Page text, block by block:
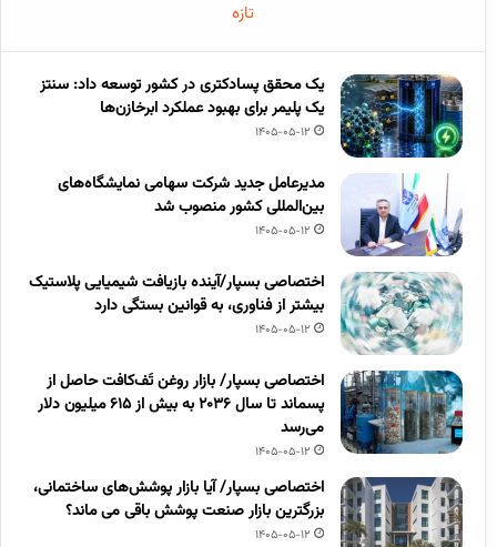
تازه
یک محقق پسادکتری در کشور توسعه داد: سنتز
یک پلیمر برای بهبود عملکرد ابرخازن‌ها
1405-05-12
مدیرعامل جدید شرکت سهامی نمایشگاه‌های
بین‌المللی کشور منصوب شد
1405-05-12
اختصاصی بسپار/آینده بازیافت شیمیایی پلاستیک
بیشتر از فناوری، به قوانین بستگی دارد
1405-05-12
اختصاصی بسپار/ بازار روغن تَف‌کافت حاصل از
پسماند تا سال ۲۰۳۶ به بیش از ۶۱۵ میلیون دلار
می‌رسد
1405-05-12
اختصاصی بسپار/ آیا بازار پوشش‌های ساختمانی،
بزرگترین بازار صنعت پوشش باقی می ماند؟
1405-05-12